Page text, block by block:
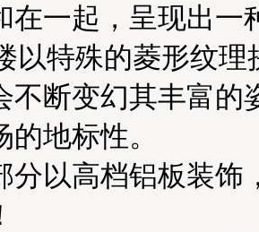
在一起，呈现出
以特殊的菱形纹
不断变幻其丰富的
地标性。
分以高档铝板装饰